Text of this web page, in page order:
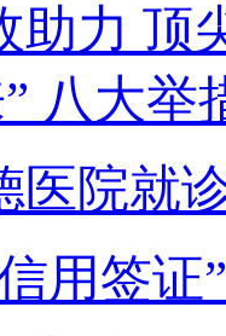
助力 顶
八大举
医院就
用签证